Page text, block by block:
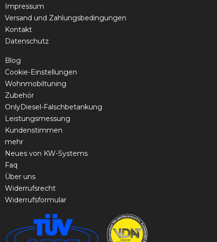
Impressum
Versand und Zahlungsbedingungen
Kontakt
Datenschutz
Blog
Cookie-Einstellungen
Wohnmobiltuning
Zubehör
OnlyDiesel-Falschbetankung
Leistungsmessung
Kundenstimmen
mehr
Neues von KW-Systems
Faq
Über uns
Widerrufsrecht
Widerrufsformular